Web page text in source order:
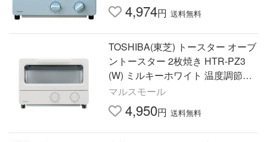
4,974円 送料無料
TOSHIBA(東芝) トースター オーブ
ントースター 2枚焼き HTR-PZ3
(W) ミルキーホワイト 温度調節機
能付き 受皿付き タイマー15分
マルスモール
4,950円 送料無料